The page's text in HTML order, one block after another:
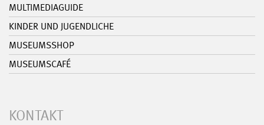
MULTIMEDIAGUIDE
KINDER UND JUGENDLICHE
MUSEUMSSHOP
MUSEUMSCAFÉ
KONTAKT